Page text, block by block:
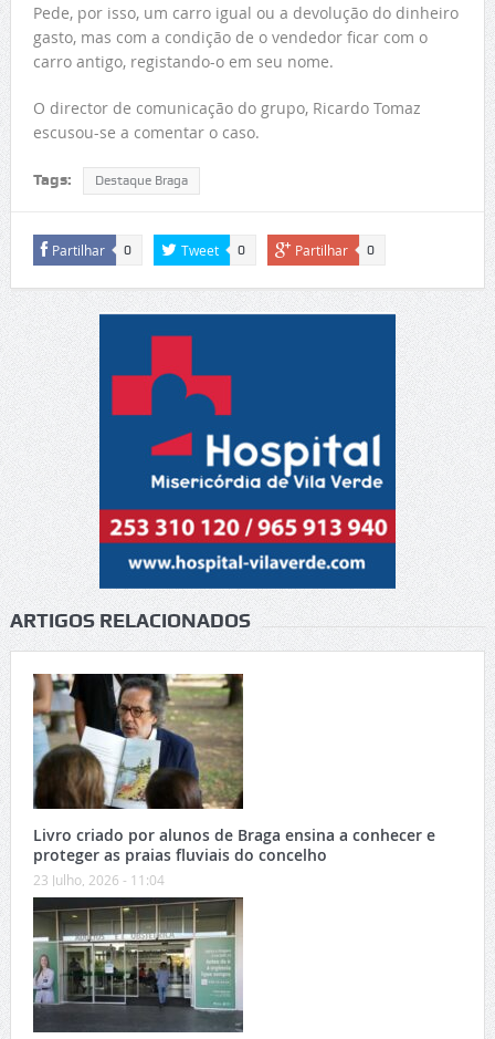
Pede, por isso, um carro igual ou a devolução do dinheiro
gasto, mas com a condição de o vendedor ficar com o
carro antigo, registando-o em seu nome.
O director de comunicação do grupo, Ricardo Tomaz
escusou-se a comentar o caso.
Tags: Destaque Braga
Partilhar 0 Tweet 0 Partilhar 0
ARTIGOS RELACIONADOS
Livro criado por alunos de Braga ensina a conhecer e
proteger as praias fluviais do concelho
23 Julho, 2026 - 11:04